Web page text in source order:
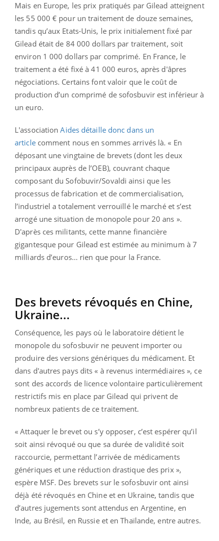
Mais en Europe, les prix pratiqués par Gilead atteignent
les 55 000 € pour un traitement de douze semaines,
tandis qu’aux Etats-Unis, le prix initialement fixé par
Gilead était de 84 000 dollars par traitement, soit
environ 1 000 dollars par comprimé. En France, le
traitement a été fixé à 41 000 euros, après d'âpres
négociations. Certains font valoir que le coût de
production d’un comprimé de sofosbuvir est inférieur à
un euro.
L'associationAides détaille donc dans un
articlecomment nous en sommes arrivés là. « En
déposant une vingtaine de brevets (dont les deux
principaux auprès de l’OEB), couvrant chaque
composant duSofobuvir/Sovaldi ainsi que les
processus de fabrication et de commercialisation,
l’industriel a totalement verrouillé le marché et s’est
arrogé une situation de monopole pour 20 ans ».
D'après ces militants, cette manne financière
gigantesque pour Gilead est estimée au minimum à 7
milliards d’euros... rien que pour la France.
Des brevets révoqués en Chine,
Ukraine...
Conséquence, les pays où le laboratoire détient le
monopole du sofosbuvir ne peuvent importer ou
produire des versions génériques du médicament. Et
dans d'autres pays dits « à revenus intermédiaires », ce
sont des accords de licence volontaire particulièrement
restrictifs mis en place par Gilead qui privent de
nombreux patients de ce traitement.
« Attaquer le brevet ou s’y opposer, c’est espérer qu’il
soit ainsi révoqué ou que sa durée de validité soit
raccourcie, permettant l’arrivée de médicaments
génériques et une réduction drastique des prix »,
espère MSF. Des brevets sur le sofosbuvir ont ainsi
déjà été révoqués en Chine et en Ukraine, tandis que
d’autres jugements sont attendus en Argentine, en
Inde, au Brésil, en Russie et en Thaïlande, entre autres.